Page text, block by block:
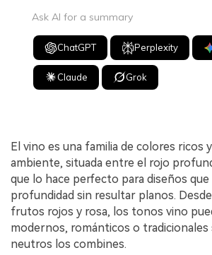
Ask AI for a summary
ChatGPT Perplexity
Claude Grok
El vino es una familia de colores ricos
ambiente, situada entre el rojo
que lo hace perfecto para diseños
profundidad sin resultar planos.
frutos rojos y rosa, los tonos vino
modernos, románticos o tradicionales
neutros los combines.